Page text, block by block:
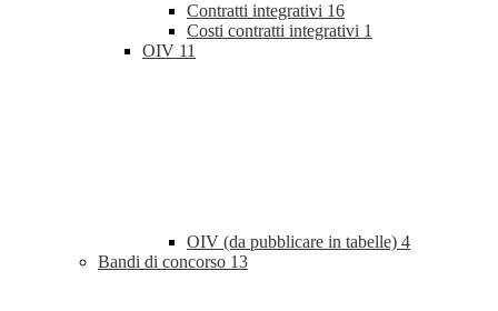
Contratti integrativi 16
Costi contratti integrativi 1
OIV 11
OIV (da pubblicare in tabelle) 4
Bandi di concorso 13